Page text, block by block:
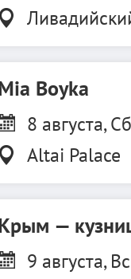
Boyka
8 августа,
Altai Palace
—
9 августа,